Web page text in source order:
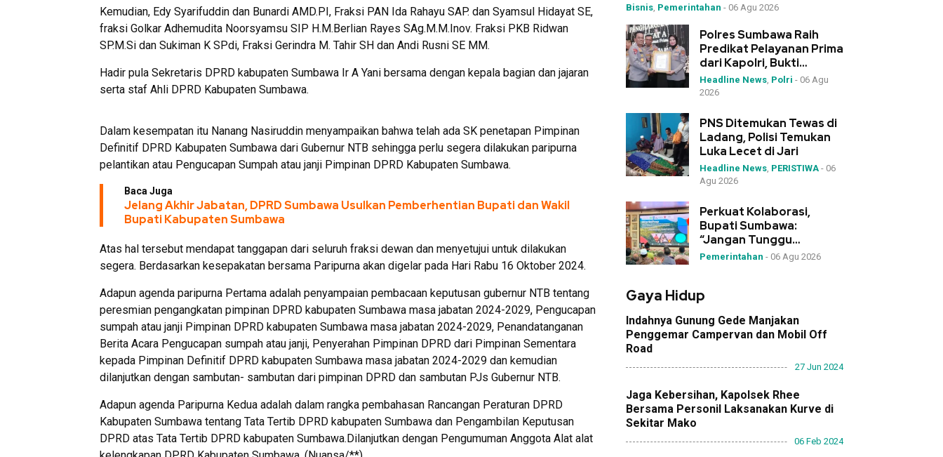
Kemudian, Edy Syarifuddin dan Bunardi AMD.PI, Fraksi PAN Ida Rahayu SAP. dan Syamsul Hidayat SE,
fraksi Golkar Adhemudita Noorsyamsu SIP H.M.Berlian Rayes SAg.M.M.Inov. Fraksi PKB Ridwan
SP.M.Si dan Sukiman K SPdi, Fraksi Gerindra M. Tahir SH dan Andi Rusni SE MM.
Hadir pula Sekretaris DPRD kabupaten Sumbawa Ir A Yani bersama dengan kepala bagian dan jajaran
serta staf Ahli DPRD Kabupaten Sumbawa.
Dalam kesempatan itu Nanang Nasiruddin menyampaikan bahwa telah ada SK penetapan Pimpinan
Definitif DPRD Kabupaten Sumbawa dari Gubernur NTB sehingga perlu segera dilakukan paripurna
pelantikan atau Pengucapan Sumpah atau janji Pimpinan DPRD Kabupaten Sumbawa.
Baca Juga
Jelang Akhir Jabatan, DPRD Sumbawa Usulkan Pemberhentian Bupati dan Wakil
Bupati Kabupaten Sumbawa
Atas hal tersebut mendapat tanggapan dari seluruh fraksi dewan dan menyetujui untuk dilakukan
segera. Berdasarkan kesepakatan bersama Paripurna akan digelar pada Hari Rabu 16 Oktober 2024.
Adapun agenda paripurna Pertama adalah penyampaian pembacaan keputusan gubernur NTB tentang
peresmian pengangkatan pimpinan DPRD kabupaten Sumbawa masa jabatan 2024-2029, Pengucapan
sumpah atau janji Pimpinan DPRD kabupaten Sumbawa masa jabatan 2024-2029, Penandatanganan
Berita Acara Pengucapan sumpah atau janji, Penyerahan Pimpinan DPRD dari Pimpinan Sementara
kepada Pimpinan Definitif DPRD kabupaten Sumbawa masa jabatan 2024-2029 dan kemudian
dilanjutkan dengan sambutan- sambutan dari pimpinan DPRD dan sambutan PJs Gubernur NTB.
Adapun agenda Paripurna Kedua adalah dalam rangka pembahasan Rancangan Peraturan DPRD
Kabupaten Sumbawa tentang Tata Tertib DPRD kabupaten Sumbawa dan Pengambilan Keputusan
DPRD atas Tata Tertib DPRD kabupaten Sumbawa.Dilanjutkan dengan Pengumuman Anggota Alat alat
Bisnis, Pemerintahan - 06 Agu 2026
Polres Sumbawa Raih
Predikat Pelayanan Prima
dari Kapolri, Bukti
Dedikasi Tinggi di
Rakernis Polda NTB
Headline News, Polri - 06 Agu
2026
PNS Ditemukan Tewas di
Ladang, Polisi Temukan
Luka Lecet di Jari
Headline News, PERISTIWA - 06
Agu 2026
Perkuat Kolaborasi,
Bupati Sumbawa:
“Jangan Tunggu
Bencana, Desa Garda
Pemerintahan - 06 Agu 2026
Gaya Hidup
Indahnya Gunung Gede Manjakan
Penggemar Campervan dan Mobil Off
Road
27 Jun 2024
Jaga Kebersihan, Kapolsek Rhee
Bersama Personil Laksanakan Kurve di
Sekitar Mako
06 Feb 2024